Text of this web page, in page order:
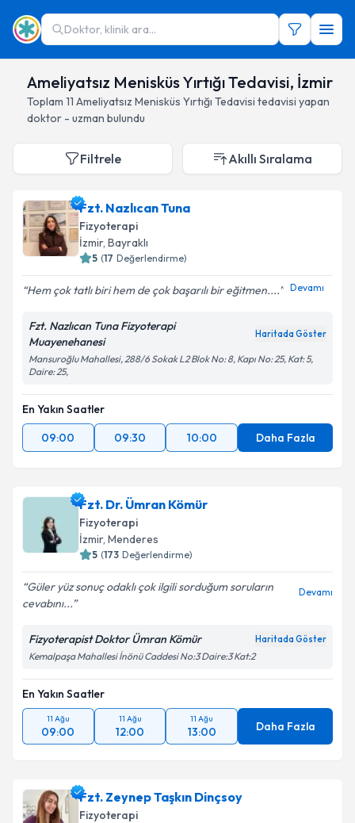
Doktor, klinik ara...
Ameliyatsız Menisküs Yırtığı Tedavisi, İzmir
Toplam 11 Ameliyatsız Menisküs Yırtığı Tedavisi tedavisi yapan
doktor - uzman bulundu
Filtrele Akıllı Sıralama
Fzt. Nazlıcan Tuna
Fizyoterapi
İzmir, Bayraklı
5 (17 Değerlendirme)
Hem çok tatlı biri hem de çok başarılı bir eğitmen.... Devamı
Fzt. Nazlıcan Tuna Fizyoterapi
Muayenehanesi
Haritada Göster
Mansuroğlu Mahallesi, 288/6 Sokak L2 Blok No: 8, Kapı No: 25, Kat: 5,
Daire: 25,
En Yakın Saatler
09:00
09:30 10:00 Daha Fazla
Fzt. Dr. Ümran Kömür
Fizyoterapi
İzmir, Menderes
5 (173 Değerlendirme)
Güler yüz sonuç odaklı çok ilgili sorduğum soruların
cevabını...
Devamı
Fizyoterapist Doktor Ümran Kömür Haritada Göster
Kemalpaşa Mahallesi İnönü Caddesi No:3 Daire:3 Kat:2
En Yakın Saatler
11 Ağu
09:00
11 Ağu
12:00
11 Ağu
13:00 Daha Fazla
Fzt. Zeynep Taşkın Dinçsoy
Fizyoterapi